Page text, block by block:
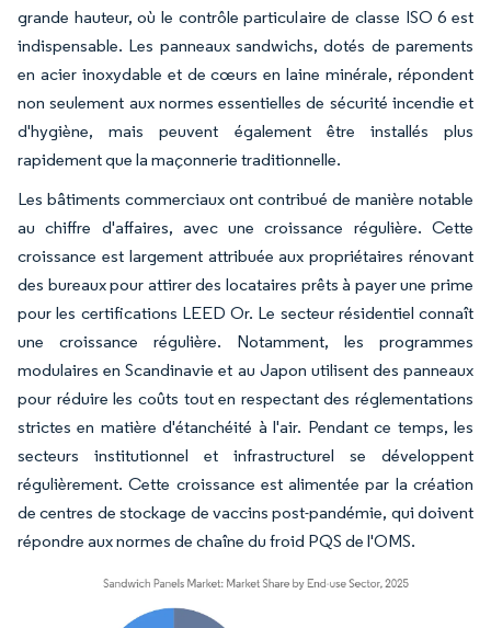
grande hauteur, où le contrôle particulaire de classe ISO 6 est
indispensable. Les panneaux sandwichs, dotés de parements
en acier inoxydable et de cœurs en laine minérale, répondent
non seulement aux normes essentielles de sécurité incendie et
d'hygiène, mais peuvent également être installés plus
rapidement que la maçonnerie traditionnelle.
Les bâtiments commerciaux ont contribué de manière notable
au chiffre d'affaires, avec une croissance régulière. Cette
croissance est largement attribuée aux propriétaires rénovant
des bureaux pour attirer des locataires prêts à payer une prime
pour les certifications LEED Or. Le secteur résidentiel connaît
une croissance régulière. Notamment, les programmes
modulaires en Scandinavie et au Japon utilisent des panneaux
pour réduire les coûts tout en respectant des réglementations
strictes en matière d'étanchéité à l'air. Pendant ce temps, les
secteurs institutionnel et infrastructurel se développent
régulièrement. Cette croissance est alimentée par la création
de centres de stockage de vaccins post-pandémie, qui doivent
répondre aux normes de chaîne du froid PQS de l'OMS.